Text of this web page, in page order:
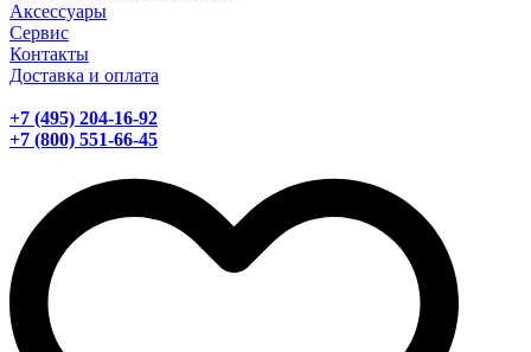
Аксессуары
Сервис
Контакты
Доставка и оплата
+7 (495) 204-16-92
+7 (800) 551-66-45